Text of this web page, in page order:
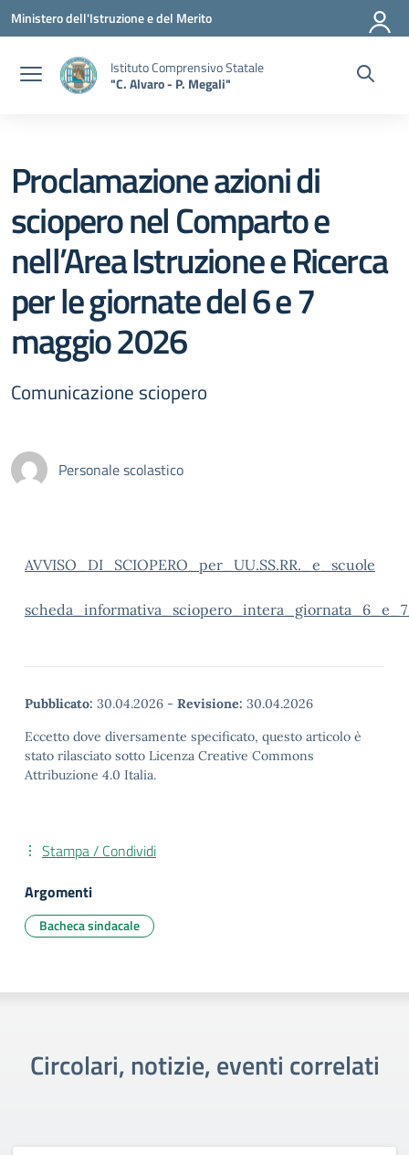
Vai ai contenuti
Vai al menu di navigazione
Vai al footer
Ministero dell'Istruzione e del Merito
Istituto Comprensivo Statale
"C. Alvaro - P. Megali"
Proclamazione azioni di
sciopero nel Comparto e
nell’Area Istruzione e Ricerca
per le giornate del 6 e 7
maggio 2026
Comunicazione sciopero
Personale scolastico
AVVISO_DI_SCIOPERO_per_UU.SS.RR._e_scuole
Pubblicato: 30.04.2026 - Revisione: 30.04.2026
Eccetto dove diversamente specificato, questo articolo è
stato rilasciato sotto Licenza Creative Commons
Attribuzione 4.0 Italia.
Stampa / Condividi
Argomenti
Bacheca sindacale
Circolari, notizie, eventi correlati